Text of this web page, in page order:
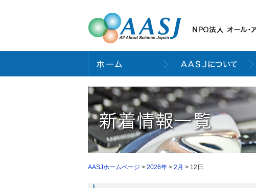
AASJホームページ > 2026年 > 2月 > 12日